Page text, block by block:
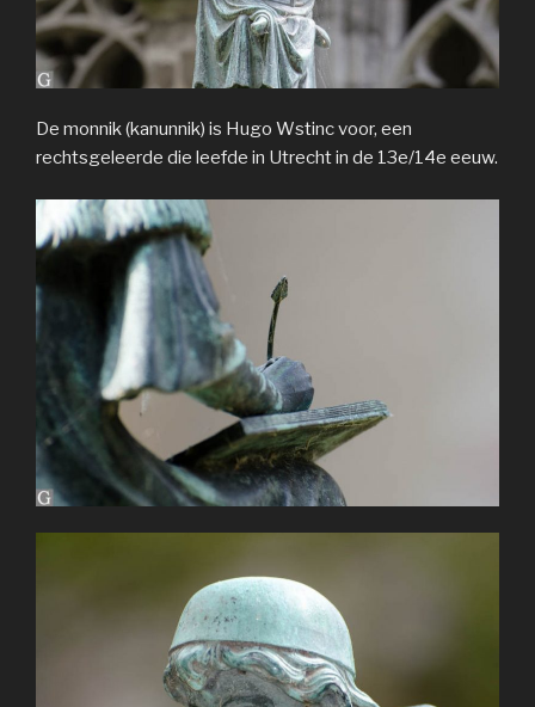
De monnik (kanunnik) is Hugo Wstinc voor, een
rechtsgeleerde die leefde in Utrecht in de 13e/14e eeuw.